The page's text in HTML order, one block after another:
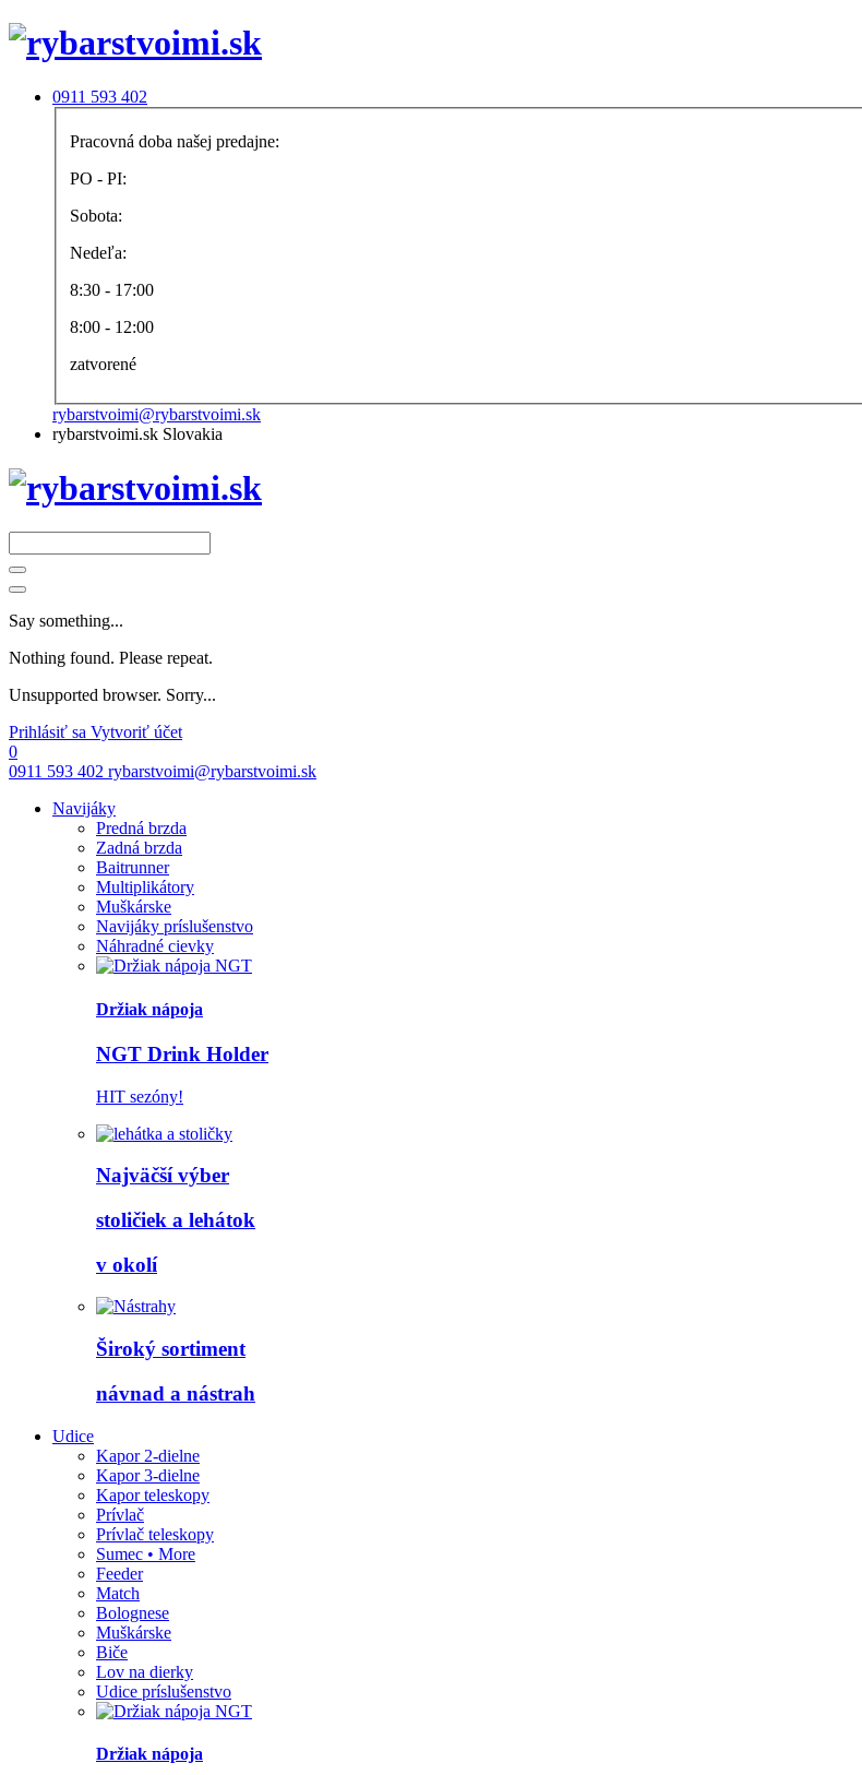
0911 593 402
Pracovná doba našej predajne:
PO - PI:
Sobota:
Nedeľa:
8:30 - 17:00
8:00 - 12:00
zatvorené
rybarstvoimi@rybarstvoimi.sk
rybarstvoimi.sk Slovakia
Say something...
Nothing found. Please repeat.
Unsupported browser. Sorry...
Prihlásiť sa Vytvoriť účet
0
0911 593 402 rybarstvoimi@rybarstvoimi.sk
Navijáky
Predná brzda
Zadná brzda
Baitrunner
Multiplikátory
Muškárske
Navijáky príslušenstvo
Náhradné cievky
Držiak nápoja
NGT Drink Holder
HIT sezóny!
Najväčší výber
stoličiek a lehátok
v okolí
Široký sortiment
návnad a nástrah
Udice
Kapor 2-dielne
Kapor 3-dielne
Kapor teleskopy
Prívlač
Prívlač teleskopy
Sumec • More
Feeder
Match
Bolognese
Muškárske
Biče
Lov na dierky
Udice príslušenstvo
Držiak nápoja